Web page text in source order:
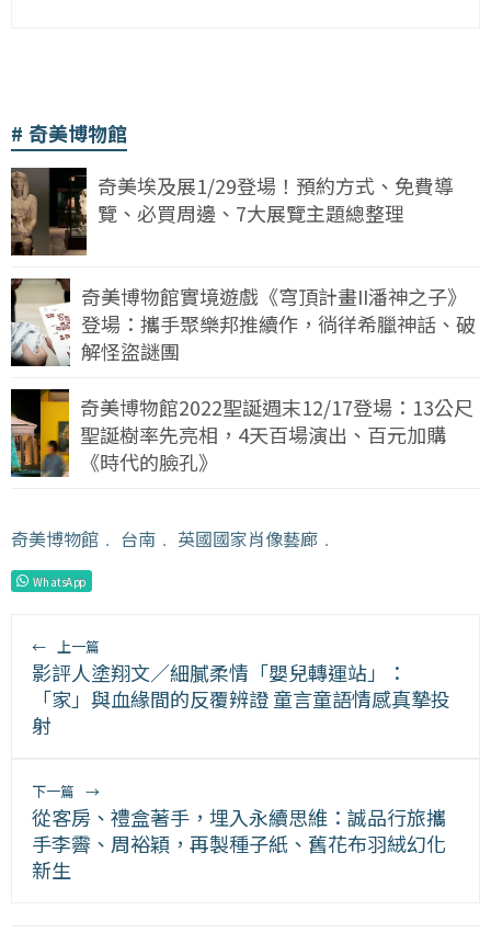
奇美博物館
奇美埃及展1/29登場！預約方式、免費導
覽、必買周邊、7大展覽主題總整理
奇美博物館實境遊戲《穹頂計畫II潘神之子》
登場：攜手聚樂邦推續作，徜徉希臘神話、破
解怪盜謎團
奇美博物館2022聖誕週末12/17登場：13公尺
聖誕樹率先亮相，4天百場演出、百元加購
《時代的臉孔》
奇美博物館 ﹒ 台南 ﹒ 英國國家肖像藝廊 ﹒
WhatsApp
← 上一篇
影評人塗翔文／細膩柔情「嬰兒轉運站」：
「家」與血緣間的反覆辨證 童言童語情感真摯投
射
下一篇 →
從客房、禮盒著手，埋入永續思維：誠品行旅攜
手李霽、周裕穎，再製種子紙、舊花布羽絨幻化
新生